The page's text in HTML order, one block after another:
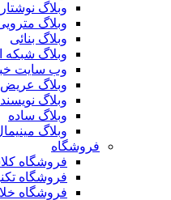
وبلاگ
وبلاگ
وبلاگ بنائی
وبلاگ شبکه
وب سایت
وبلاگ عریض
وبلاگ
وبلاگ ساده
وبلاگ
فروشگاه
فروشگاه
فروشگاه
فروشگاه